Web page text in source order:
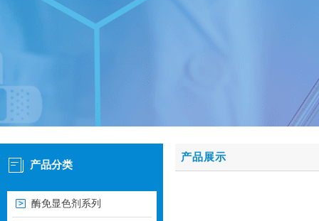
产品分类
酶免显色剂系列
产品展示